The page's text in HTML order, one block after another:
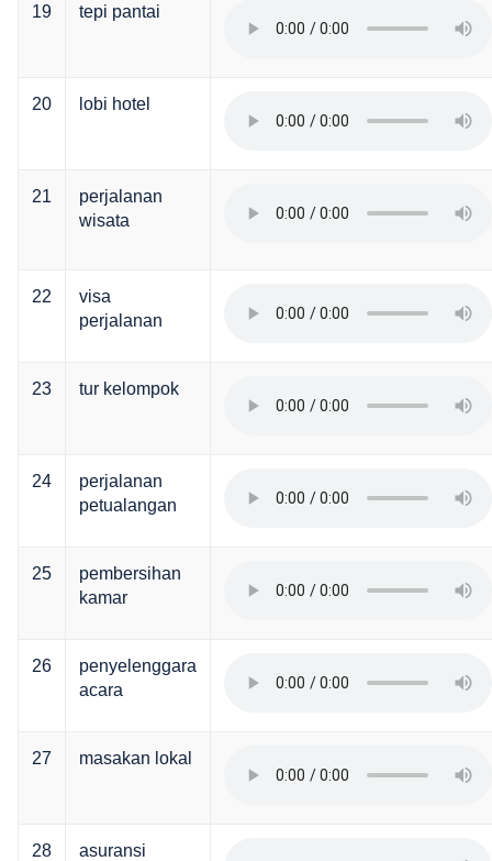
19 tepi pantai
20 lobi hotel
21
perjalanan
wisata
22
visa
perjalanan
23 tur kelompok
24
perjalanan
petualangan
25
pembersihan
kamar
26
penyelenggara
acara
27 masakan lokal
28
asuransi